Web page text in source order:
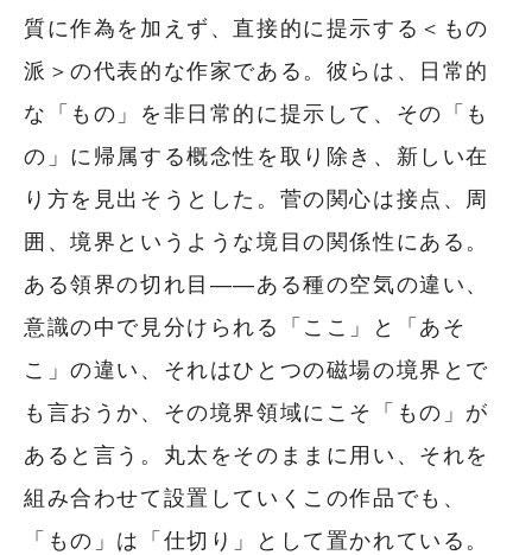
質に作為を加えず、直接的に提示する＜もの
派＞の代表的な作家である。彼らは、日常的
な「もの」を非日常的に提示して、その「も
の」に帰属する概念性を取り除き、新しい在
り方を見出そうとした。菅の関心は接点、周
囲、境界というような境目の関係性にある。
ある領界の切れ目――ある種の空気の違い、
意識の中で見分けられる「ここ」と「あそ
こ」の違い、それはひとつの磁場の境界とで
も言おうか、その境界領域にこそ「もの」が
あると言う。丸太をそのままに用い、それを
組み合わせて設置していくこの作品でも、
「もの」は「仕切り」として置かれている。